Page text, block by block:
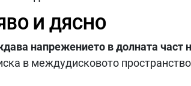
И ДЯСНО
напрежението в долната част
в междудисковото